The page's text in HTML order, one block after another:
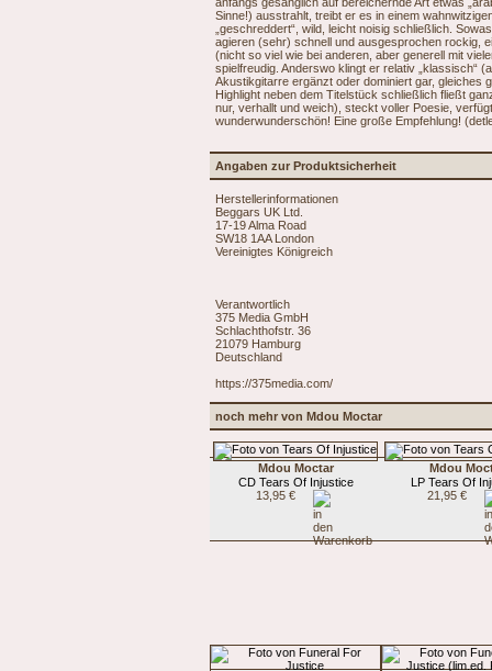
Sinne!) ausstrahlt, treibt er es in einem
„geschreddert“, wild, leicht noisig schließlich.
agieren (sehr) schnell und ausgesprochen rockig,
(nicht so viel wie bei anderen, aber generell mit
spielfreudig. Anderswo klingt er relativ „klassisch“
Akustikgitarre ergänzt oder dominiert gar,
Highlight neben dem Titelstück schließlich fließt
nur, verhallt und weich), steckt voller Poesie,
wunderwunderschön! Eine große Empfehlung!
Angaben zur Produktsicherheit
Herstellerinformationen
Beggars UK Ltd.
17-19 Alma Road
SW18 1AA London
Vereinigtes Königreich
Verantwortlich
375 Media GmbH
Schlachthofstr. 36
21079 Hamburg
Deutschland
https://375media.com/
noch mehr von Mdou Moctar
Mdou Moctar
CD Tears Of Injustice
13,95 €
Mdou
LP Tears Of
21,95 €